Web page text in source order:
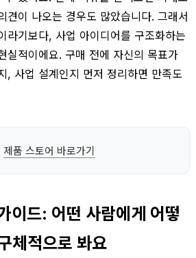
견이 나오는 경우도 많았습니다. 그래서
라기보다, 사업 아이디어를 구조화하는
실적이에요. 구매 전에 자신의 목표가
, 사업 설계인지 먼저 정리하면 만족도
제품 스토어 바로가기
이드: 어떤 사람에게 어떻
체적으로 봐요